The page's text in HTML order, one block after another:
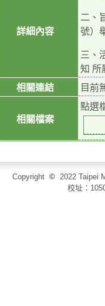
詳細內容
二、
號）
三、
知 所
相關連結
目前
相關檔案
點選
Copyright © 2022 Taipei
校址：